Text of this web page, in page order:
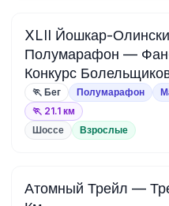
XLII Йошкар-
Полумарафон —
Конкурс
🏃 Бег Полумарафон
🏃 21.1 км
Шоссе Взрослые
Атомный Трейл —